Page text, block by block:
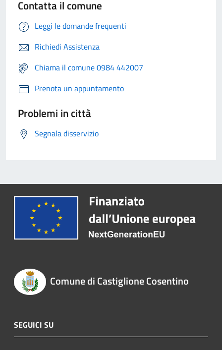
Contatta il comune
Leggi le domande frequenti
Richiedi Assistenza
Chiama il comune 0984 442007
Prenota un appuntamento
Problemi in città
Segnala disservizio
Comune di Castiglione Cosentino
SEGUICI SU